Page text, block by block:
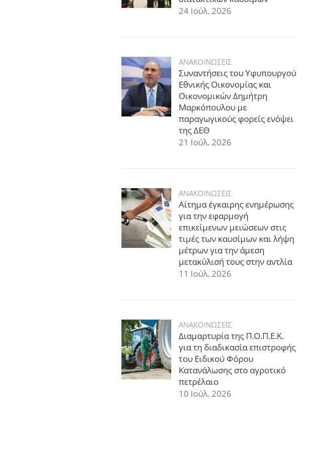
24 Ιούλ. 2026
ΑΝΑΚΟΙΝΩΣΕΙΣ
Συναντήσεις του Υφυπουργού
Εθνικής Οικονομίας και
Οικονομικών Δημήτρη
Μαρκόπουλου με
παραγωγικούς φορείς ενόψει
της ΔΕΘ
21 Ιούλ. 2026
ΑΝΑΚΟΙΝΩΣΕΙΣ
Αίτημα έγκαιρης ενημέρωσης
για την εφαρμογή
επικείμενων μειώσεων στις
τιμές των καυσίμων και λήψη
μέτρων για την άμεση
μετακύλισή τους στην αντλία
11 Ιούλ. 2026
ΑΝΑΚΟΙΝΩΣΕΙΣ
Διαμαρτυρία της Π.Ο.Π.Ε.Κ.
για τη διαδικασία επιστροφής
του Ειδικού Φόρου
Κατανάλωσης στο αγροτικό
πετρέλαιο
10 Ιούλ. 2026